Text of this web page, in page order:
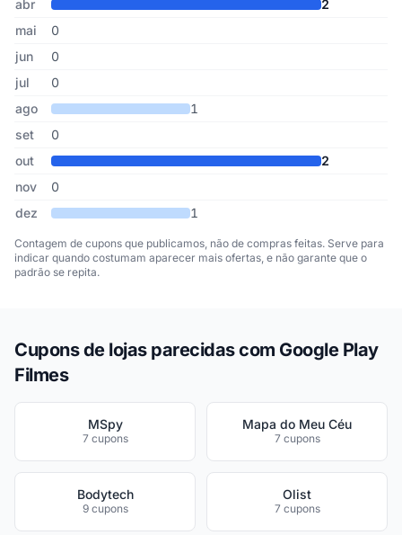
abr
2
mai
0
jun
0
jul
0
ago
1
set
0
out
2
nov
0
dez
1
Contagem de cupons que publicamos, não de compras feitas. Serve para
indicar quando costumam aparecer mais ofertas, e não garante que o
padrão se repita.
Cupons de lojas parecidas com Google Play
Filmes
MSpy
7 cupons
Mapa do Meu Céu
7 cupons
Bodytech
9 cupons
Olist
7 cupons